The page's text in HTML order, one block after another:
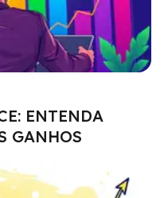
ENTENDA
GANHOS